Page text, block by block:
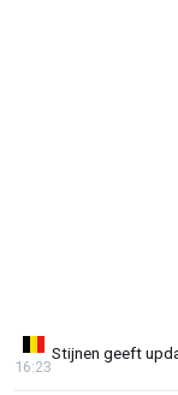
Stijnen geeft
16:23